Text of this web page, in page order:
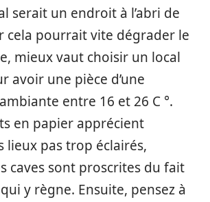
serait un endroit à l’abri de
cela pourrait vite dégrader le
mieux vaut choisir un local
avoir une pièce d’une
entre 16 et 26 C °.
en papier apprécient
lieux pas trop éclairés,
caves sont proscrites du fait
y règne. Ensuite, pensez à